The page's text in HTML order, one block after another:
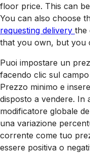
floor price. This can
You can also choose
requesting delivery the
that you own, but you
Puoi impostare un
facendo clic sul
Prezzo minimo e
disposto a vendere. In
modificatore globale
una variazione
corrente come tuo
essere positiva o